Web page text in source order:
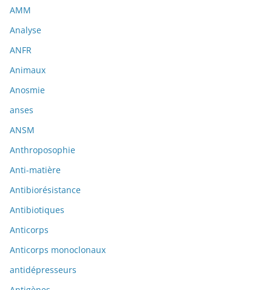
AMM
Analyse
ANFR
Animaux
Anosmie
anses
ANSM
Anthroposophie
Anti-matière
Antibiorésistance
Antibiotiques
Anticorps
Anticorps monoclonaux
antidépresseurs